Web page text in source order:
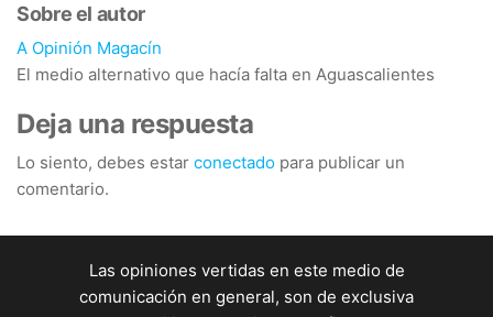
Sobre el autor
A Opinión Magacín
El medio alternativo que hacía falta en Aguascalientes
Deja una respuesta
Lo siento, debes estar conectado para publicar un
comentario.
Las opiniones vertidas en este medio de
comunicación en general, son de exclusiva